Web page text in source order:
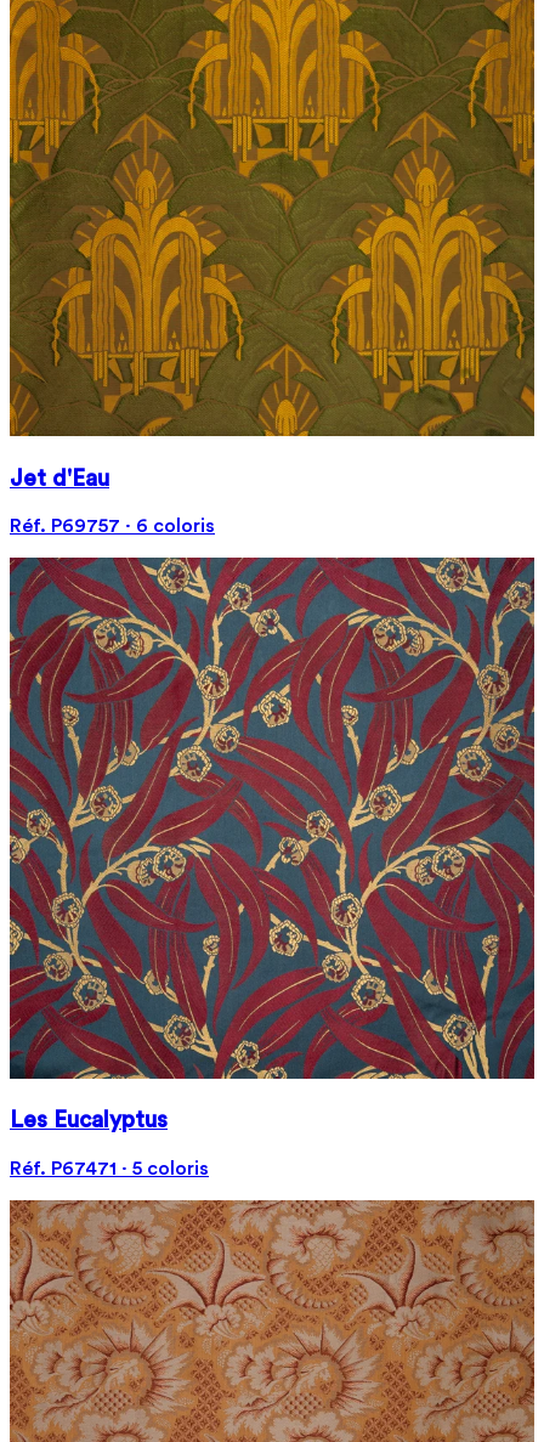
Jet d'Eau
Réf. P69757 · 6 coloris
Les Eucalyptus
Réf. P67471 · 5 coloris